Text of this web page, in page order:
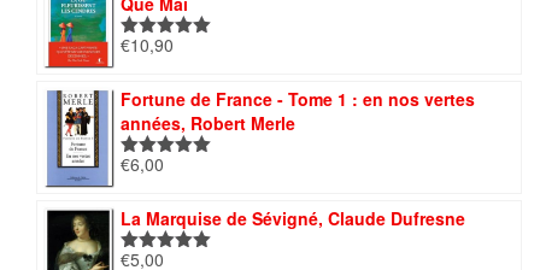
Note5.00
€10,90
Fortune de France - Tome 1 : en nos vertes
années, Robert Merle
Note5.00
€6,00
La Marquise de Sévigné, Claude Dufresne
Note5.00
€5,00